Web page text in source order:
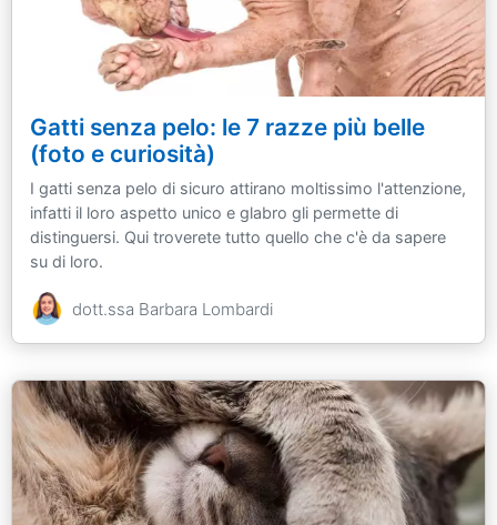
Gatti senza pelo: le 7 razze più belle
(foto e curiosità)
I gatti senza pelo di sicuro attirano moltissimo l'attenzione,
infatti il loro aspetto unico e glabro gli permette di
distinguersi. Qui troverete tutto quello che c'è da sapere
su di loro.
dott.ssa Barbara Lombardi